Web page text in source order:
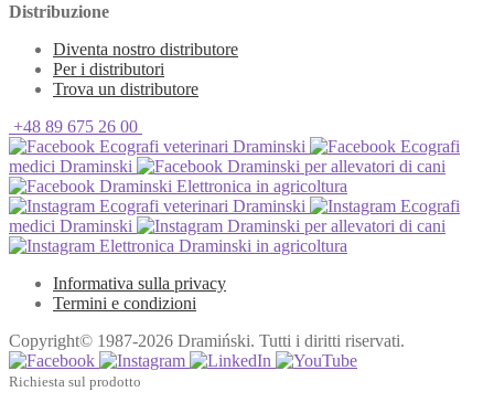
Distribuzione
Diventa nostro distributore
Per i distributori
Trova un distributore
+48 89 675 26 00
Ecografi veterinari Draminski
Ecografi
medici Draminski
Draminski per allevatori di cani
Draminski Elettronica in agricoltura
Ecografi veterinari Draminski
Ecografi
medici Draminski
Draminski per allevatori di cani
Elettronica Draminski in agricoltura
Informativa sulla privacy
Termini e condizioni
Copyright© 1987-2026 Dramiński. Tutti i diritti riservati.
Richiesta sul prodotto